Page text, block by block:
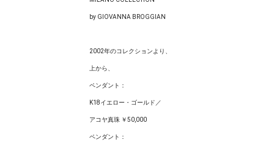
by GIOVANNA BROGGIAN
2002年のコレクションより、
上から、
ペンダント：
K18イエロー・ゴールド／
アコヤ真珠 ￥50,000
ペンダント：